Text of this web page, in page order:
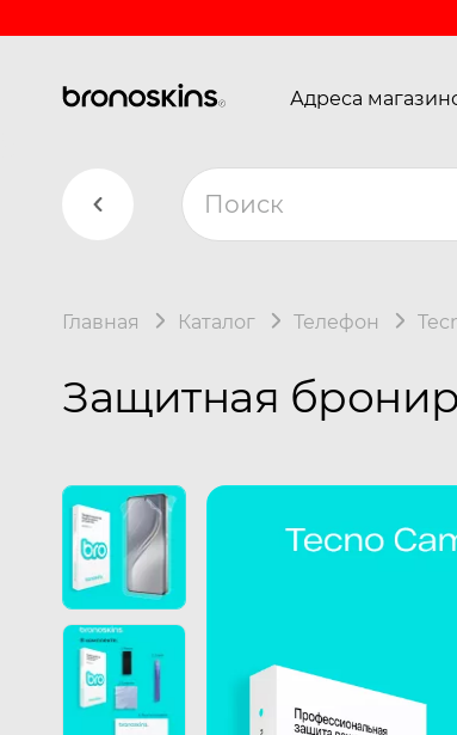
Адреса
Главная Каталог Телефон
Защитная